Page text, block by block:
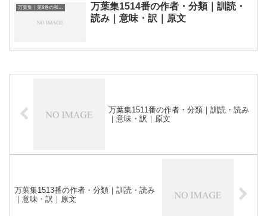
万葉集1514番の作者・分類｜訓読・
読み｜意味・訳｜原文
万葉集1511番の作者・分類｜訓読・読み
｜意味・訳｜原文
万葉集1513番の作者・分類｜訓読・読み
｜意味・訳｜原文